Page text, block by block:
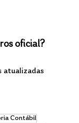
oficial?
atualizadas
Contábil